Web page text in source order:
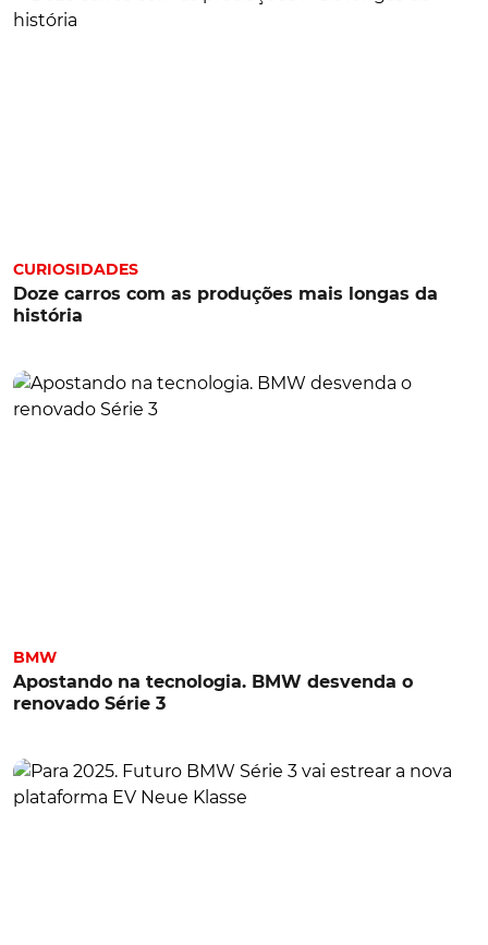
CURIOSIDADES
Doze carros com as produções mais longas da
história
BMW
Apostando na tecnologia. BMW desvenda o
renovado Série 3